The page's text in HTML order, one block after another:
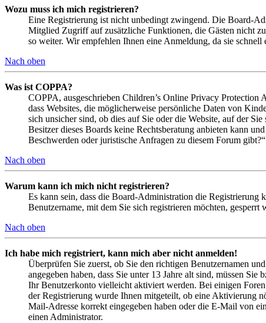
Wozu muss ich mich registrieren?
Eine Registrierung ist nicht unbedingt zwingend. Die Board-
Mitglied Zugriff auf zusätzliche Funktionen, die Gästen nicht
so weiter. Wir empfehlen Ihnen eine Anmeldung, da sie
Nach oben
Was ist COPPA?
COPPA, ausgeschrieben Children’s Online Privacy
dass Websites, die möglicherweise persönliche Daten von
sich unsicher sind, ob dies auf Sie oder die Website, auf der
Besitzer dieses Boards keine Rechtsberatung anbieten kann
Beschwerden oder juristische Anfragen zu diesem Forum
Nach oben
Warum kann ich mich nicht registrieren?
Es kann sein, dass die Board-Administration die Registrierung
Benutzername, mit dem Sie sich registrieren möchten,
Nach oben
Ich habe mich registriert, kann mich aber nicht anmelden!
Überprüfen Sie zuerst, ob Sie den richtigen Benutzernamen
angegeben haben, dass Sie unter 13 Jahre alt sind, müssen
Ihr Benutzerkonto vielleicht aktiviert werden. Bei einigen
der Registrierung wurde Ihnen mitgeteilt, ob eine Aktivierung
Mail-Adresse korrekt eingegeben haben oder die E-Mail von
einen Administrator.